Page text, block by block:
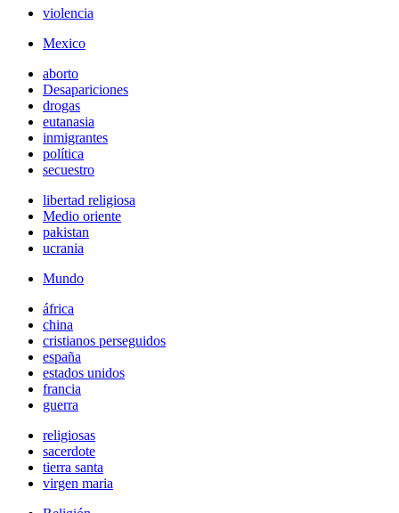
violencia
Mexico
aborto
Desapariciones
drogas
eutanasia
inmigrantes
política
secuestro
libertad religiosa
Medio oriente
pakistan
ucrania
Mundo
áfrica
china
cristianos perseguidos
españa
estados unidos
francia
guerra
religiosas
sacerdote
tierra santa
virgen maria